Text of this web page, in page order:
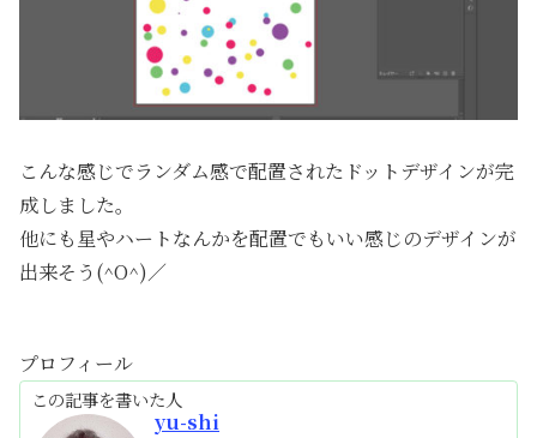
こんな感じでランダム感で配置されたドットデザインが完
成しました。
他にも星やハートなんかを配置でもいい感じのデザインが
出来そう(^O^)／
プロフィール
この記事を書いた人
yu-shi